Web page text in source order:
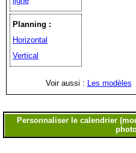
Planning :
Horizontal
Vertical
Voir aussi : Les modèles